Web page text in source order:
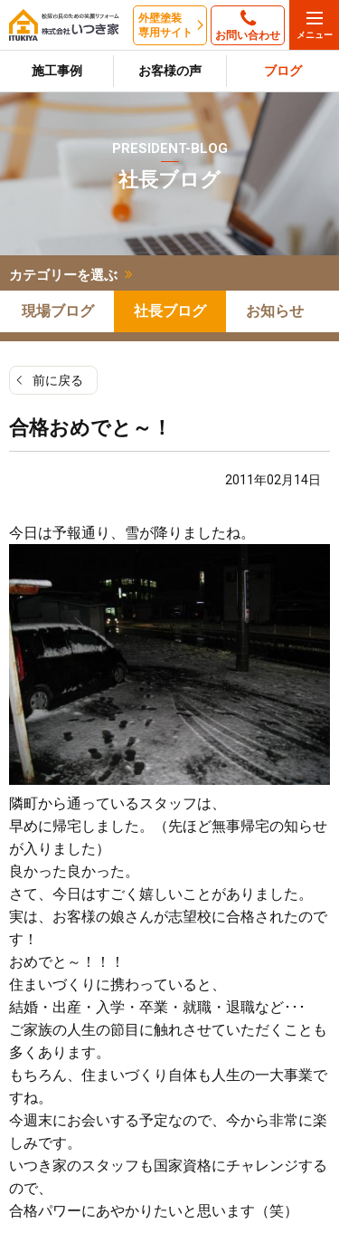
外壁塗装
専用サイト
お問い合わせ
施工事例 お客様の声 ブログ
PRESIDENT-BLOG
社長ブログ
カテゴリーを選ぶ
現場ブログ 社長ブログ お知らせ
前に戻る
合格おめでと～！
2011年02月14日
今日は予報通り、雪が降りましたね。
隣町から通っているスタッフは、
早めに帰宅しました。（先ほど無事帰宅の知らせ
が入りました）
良かった良かった。
さて、今日はすごく嬉しいことがありました。
実は、お客様の娘さんが志望校に合格されたので
す！
おめでと～！！！
住まいづくりに携わっていると、
結婚・出産・入学・卒業・就職・退職など･･･
ご家族の人生の節目に触れさせていただくことも
多くあります。
もちろん、住まいづくり自体も人生の一大事業で
すね。
今週末にお会いする予定なので、今から非常に楽
しみです。
いつき家のスタッフも国家資格にチャレンジする
ので、
合格パワーにあやかりたいと思います（笑）